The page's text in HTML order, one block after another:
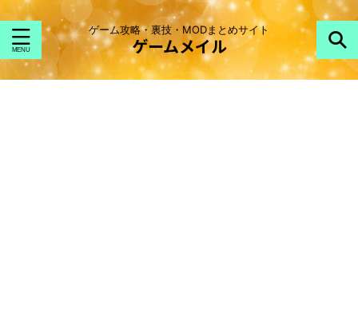
ゲーム攻略・裏技・MODまとめサイト
ゲームメイル